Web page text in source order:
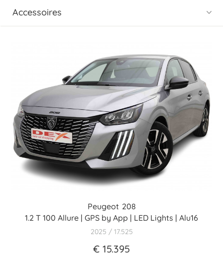
Accessoires
Peugeot 208
1.2 T 100 Allure | GPS by App | LED Lights | Alu16
2025 17.525
€ 15.395